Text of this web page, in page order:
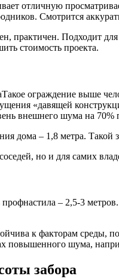
отличную
Смотрится
практичен. Подходит
стоимость проекта.
Такое ограждение выше
«давящей
внешнего шума на 70%
дома – 1,8 метра. Такой
но и для самих
– 2,5-3
к факторам
повышенного шума,
забора